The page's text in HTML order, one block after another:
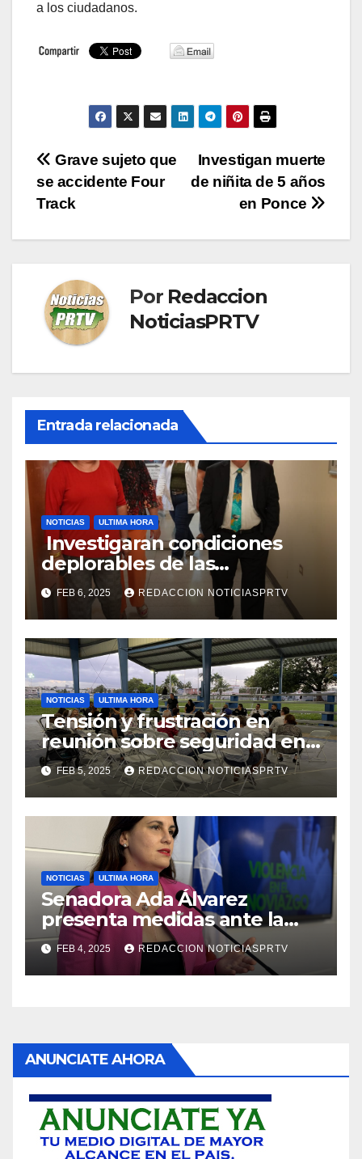
a los ciudadanos.
Navegación
de
entradas
Investigan muerte
de niñita de 5 años
en Ponce
Grave sujeto que
se accidente Four
Track
Por Redaccion
NoticiasPRTV
Entrada relacionada
NOTICIAS ULTIMA HORA
Investigaran condiciones
deplorables de las
facilidades el Departamento
de la Salud en Mayagüez
FEB 6, 2025 REDACCION NOTICIASPRTV
NOTICIAS ULTIMA HORA
Tensión y frustración en
reunión sobre seguridad en
Reparto Metropolitano
FEB 5, 2025 REDACCION NOTICIASPRTV
NOTICIAS ULTIMA HORA
Senadora Ada Álvarez
presenta medidas ante la
violencia en el noviazgo
FEB 4, 2025 REDACCION NOTICIASPRTV
ANUNCIATE AHORA